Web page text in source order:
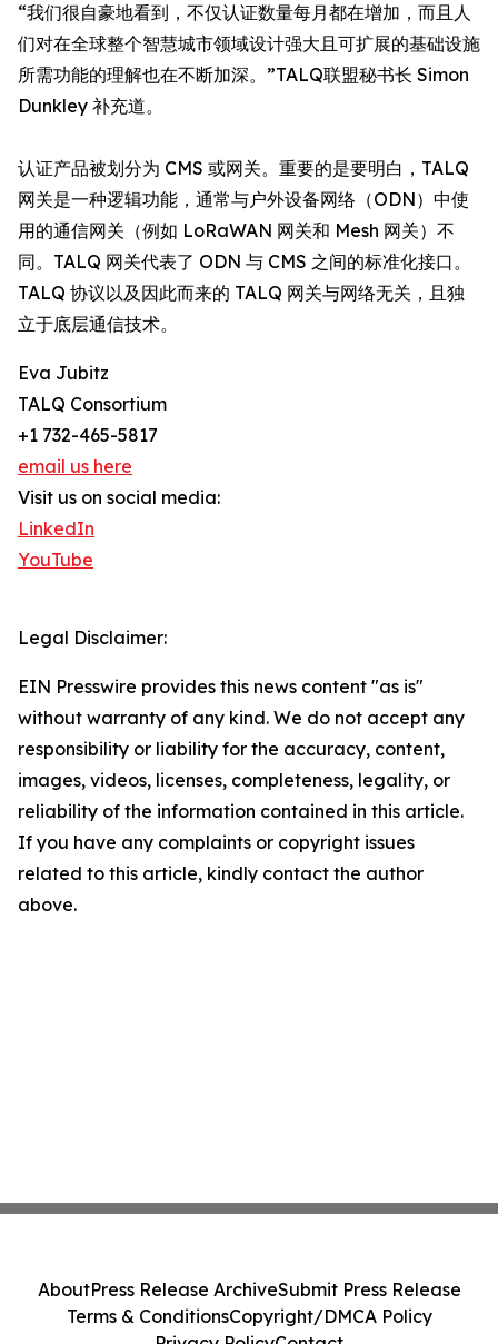
“我们很自豪地看到，不仅认证数量每月都在增加，而且人
们对在全球整个智慧城市领域设计强大且可扩展的基础设施
所需功能的理解也在不断加深。”TALQ联盟秘书长 Simon
Dunkley 补充道。
认证产品被划分为 CMS 或网关。重要的是要明白，TALQ
网关是一种逻辑功能，通常与户外设备网络（ODN）中使
用的通信网关（例如 LoRaWAN 网关和 Mesh 网关）不
同。TALQ 网关代表了 ODN 与 CMS 之间的标准化接口。
TALQ 协议以及因此而来的 TALQ 网关与网络无关，且独
立于底层通信技术。
Eva Jubitz
TALQ Consortium
+1 732-465-5817
email us here
Visit us on social media:
LinkedIn
YouTube
Legal Disclaimer:
EIN Presswire provides this news content "as is"
without warranty of any kind. We do not accept any
responsibility or liability for the accuracy, content,
images, videos, licenses, completeness, legality, or
reliability of the information contained in this article.
If you have any complaints or copyright issues
related to this article, kindly contact the author
above.
AboutPress Release ArchiveSubmit Press Release
Terms & ConditionsCopyright/DMCA Policy